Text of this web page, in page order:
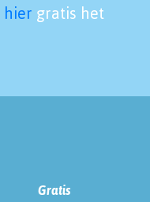
hier gratis het
Gratis